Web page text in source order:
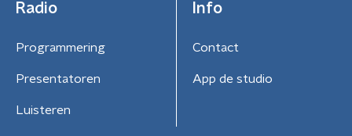
Radio
Programmering
Presentatoren
Luisteren
Info
Contact
App de studio